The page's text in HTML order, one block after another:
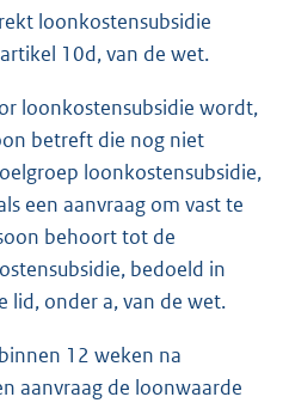
loonkostensubsidie
10d, van de wet.
loonkostensubsidie wordt,
betreft die nog niet
loonkostensubsidie,
een aanvraag om vast te
behoort tot de
bedoeld in
lid, onder a, van de wet.
12 weken na
aanvraag de loonwaarde